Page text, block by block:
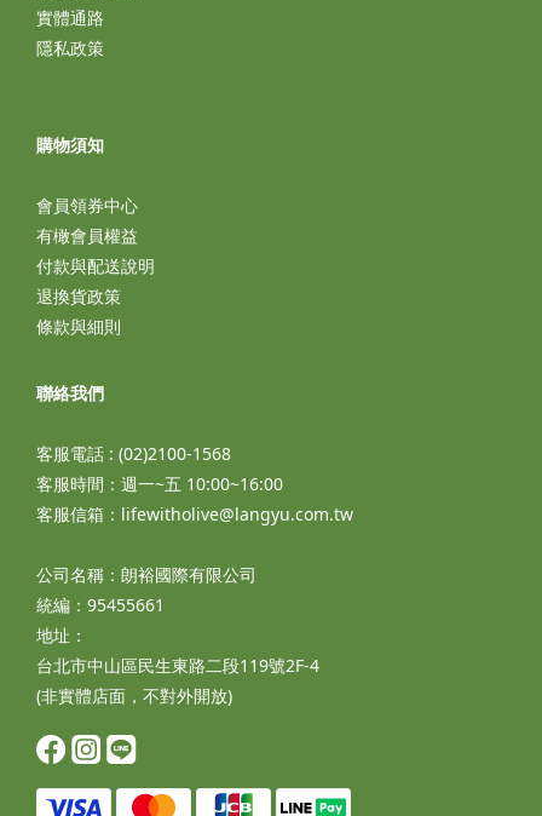
實體通路
隱私政策
購物須知
會員領券中心
有橄會員權益
付款與配送說明
退換貨政策
條款與細則
聯絡我們
客服電話 : (02)2100-1568
客服時間：週一~五 10:00~16:00
客服信箱：lifewitholive@langyu.com.tw
公司名稱：朗裕國際有限公司
統編：95455661
地址：
台北市中山區民生東路二段119號2F-4
(非實體店面，不對外開放)